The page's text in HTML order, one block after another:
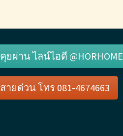
คุยผ่าน ไลน์ไอดี @HORHOME
สายด่วน โทร 081-4674663